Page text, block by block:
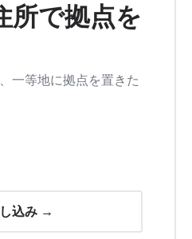
所で拠点を
一等地に拠点を置きた
込み →